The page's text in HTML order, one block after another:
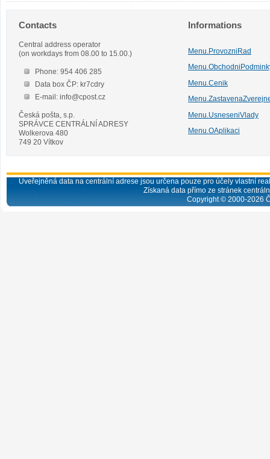
Contacts
Central address operator
(on workdays from 08.00 to 15.00.)
Phone: 954 406 285
Data box ČP: kr7cdry
E-mail: info@cpost.cz
Česká pošta, s.p.
SPRÁVCE CENTRÁLNÍ ADRESY
Wolkerova 480
749 20 Vítkov
Informations
Menu.ProvozniRad
Menu.Cenik
Menu.UsneseniVlady
Menu.OAplikaci
Uveřejněná data na centrální adrese jsou určena pouze pro účely vlastní
Získaná data přímo ze stránek
Copyright © 2000-2026